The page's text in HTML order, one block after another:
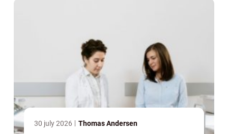
30 july 2026 Thomas Andersen